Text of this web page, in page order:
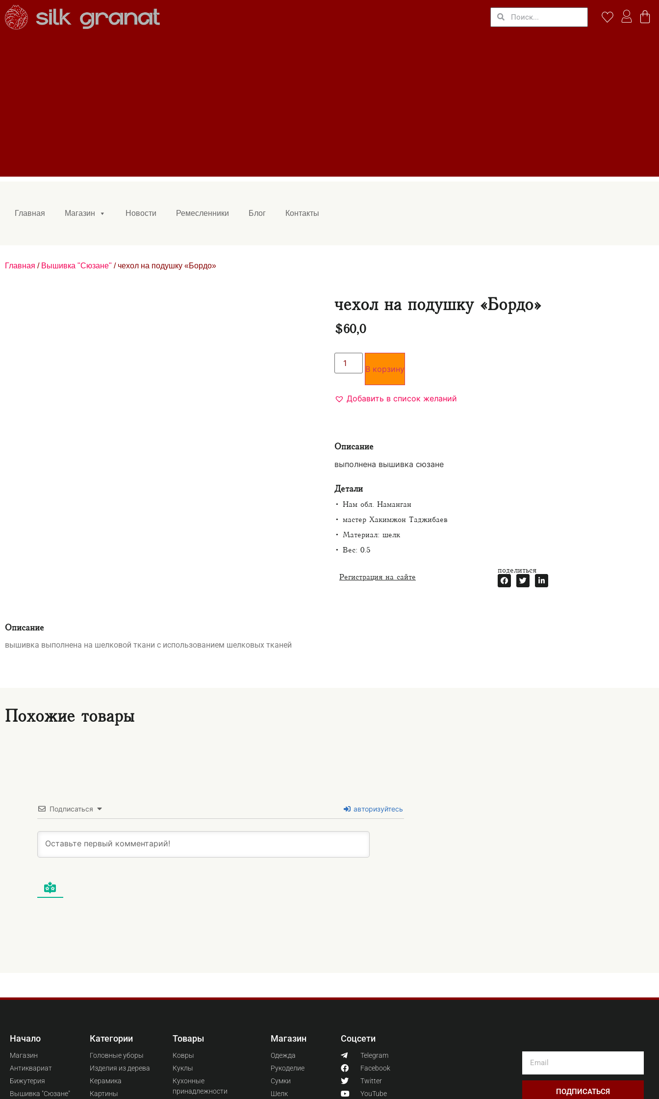
Главная Магазин Новости Ремесленники Блог Контакты
Главная / Вышивка "Сюзане" / чехол на подушку «Бордо»
чехол на подушку «Бордо»
$60,0
В корзину
Добавить в список желаний
Описание
выполнена вышивка сюзане
Детали
• Нам обл. Наманган
• мастер Хакимжон Таджибаев
• Материал: шелк
• Вес: 0.5
Регистрация на сайте
поделиться
Описание
вышивка выполнена на шелковой ткани с использованием шелковых тканей
Похожие товары
Подписаться авторизуйтесь
Начало
Магазин
Антиквариат
Бижутерия
Вышивка "Сюзане"
Категории
Головные уборы
Изделия из дерева
Керамика
Картины
Товары
Ковры
Куклы
Кухонные
принадлежности
Магазин
Одежда
Рукоделие
Сумки
Шелк
Соцсети
Telegram
Facebook
Twitter
YouTube
ПОДПИСАТЬСЯ